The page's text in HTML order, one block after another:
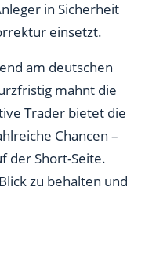
in Sicherheit
einsetzt.
am deutschen
mahnt die
Trader bietet die
Chancen –
der Short-Seite.
zu behalten und